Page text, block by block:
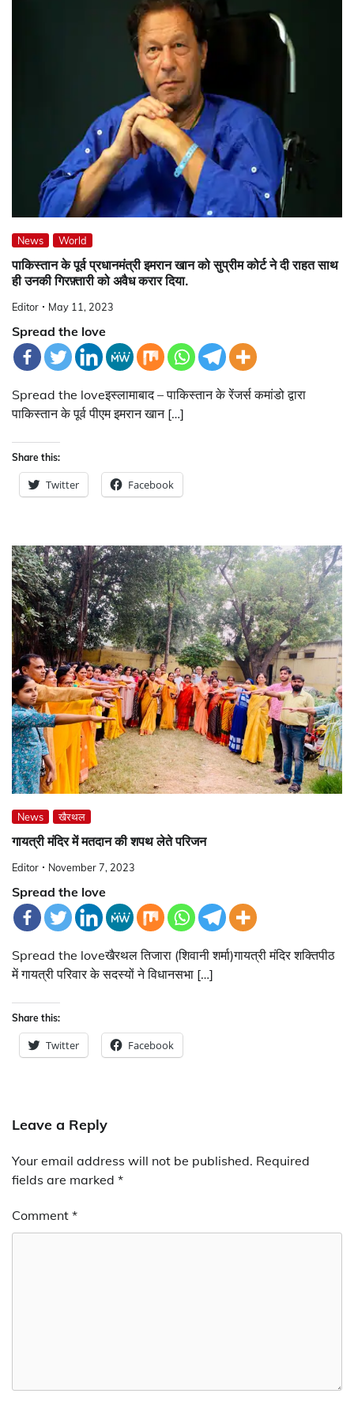
News World
पाकिस्तान के पूर्व प्रधानमंत्री इमरान खान को सुप्रीम कोर्ट ने दी राहत साथ
ही उनकी गिरफ़्तारी को अवैध करार दिया.
Editor May 11, 2023
Spread the love
Spread the loveइस्लामाबाद – पाकिस्तान के रेंजर्स कमांडो द्वारा
पाकिस्तान के पूर्व पीएम इमरान खान […]
Share this:
Twitter Facebook
News खैरथल
गायत्री मंदिर में मतदान की शपथ लेते परिजन
Editor November 7, 2023
Spread the love
Spread the loveखैरथल तिजारा (शिवानी शर्मा)गायत्री मंदिर शक्तिपीठ
में गायत्री परिवार के सदस्यों ने विधानसभा […]
Share this:
Twitter Facebook
Leave a Reply
Your email address will not be published. Required
fields are marked *
Comment *